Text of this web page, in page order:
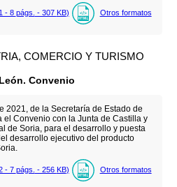
- 8 págs. - 307 KB) Otros formatos
COMERCIO Y TURISMO
Convenio
2021, de la Secretaría de Estado de
el Convenio con la Junta de Castilla y
de Soria, para el desarrollo y puesta
desarrollo ejecutivo del producto
- 7 págs. - 256 KB) Otros formatos